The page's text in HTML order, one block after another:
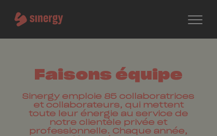
Faisons équipe
Sinergy emploie 85 collaboratrices
et collaborateurs, qui mettent
toute leur énergie au service de
notre clientèle privée et
professionnelle. Chaque année,